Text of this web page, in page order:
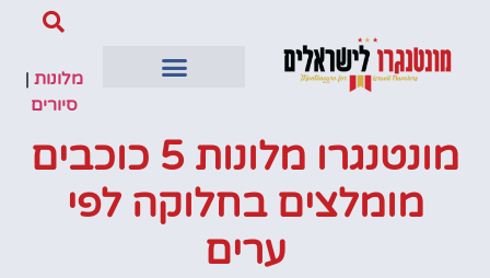
מלונות |
סיורים
מונטנגרו מלונות 5 כוכבים
מומלצים בחלוקה לפי
ערים